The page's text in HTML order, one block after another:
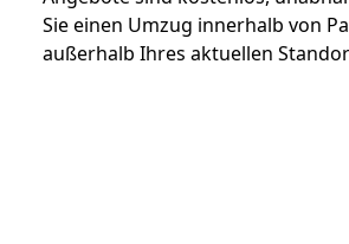
Sie einen Umzug innerhalb von
außerhalb Ihres aktuellen